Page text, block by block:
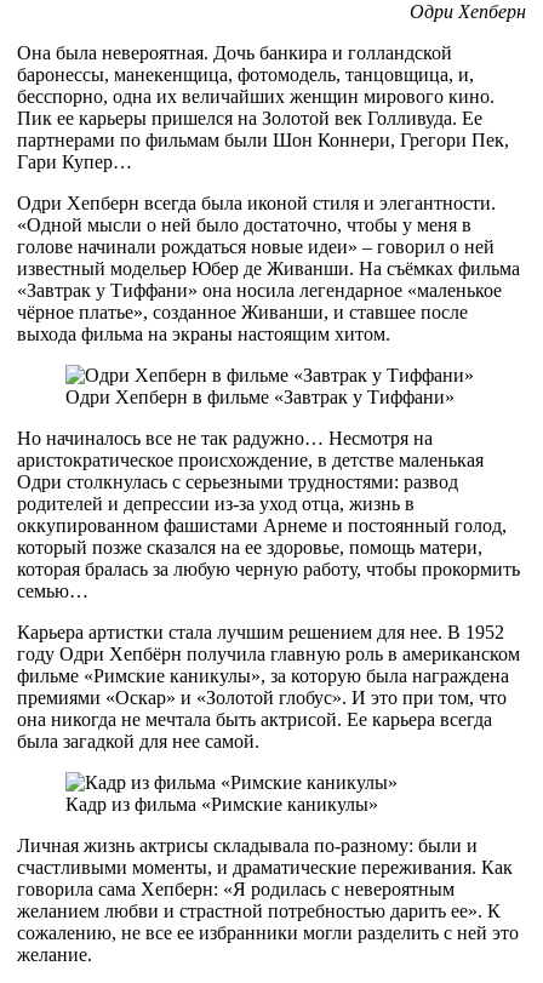
Одри Хепберн
Она была невероятная. Дочь банкира и голландской
баронессы, манекенщица, фотомодель, танцовщица, и,
бесспорно, одна их величайших женщин мирового кино.
Пик ее карьеры пришелся на Золотой век Голливуда. Ее
партнерами по фильмам были Шон Коннери, Грегори Пек,
Гари Купер…
Одри Хепберн всегда была иконой стиля и элегантности.
«Одной мысли о ней было достаточно, чтобы у меня в
голове начинали рождаться новые идеи» – говорил о ней
известный модельер Юбер де Живанши. На съёмках фильма
«Завтрак у Тиффани» она носила легендарное «маленькое
чёрное платье», созданное Живанши, и ставшее после
выхода фильма на экраны настоящим хитом.
Одри Хепберн в фильме «Завтрак у Тиффани»
Но начиналось все не так радужно… Несмотря на
аристократическое происхождение, в детстве маленькая
Одри столкнулась с серьезными трудностями: развод
родителей и депрессии из-за уход отца, жизнь в
оккупированном фашистами Арнеме и постоянный голод,
который позже сказался на ее здоровье, помощь матери,
которая бралась за любую черную работу, чтобы прокормить
семью…
Карьера артистки стала лучшим решением для нее. В 1952
году Одри Хепбёрн получила главную роль в американском
фильме «Римские каникулы», за которую была награждена
премиями «Оскар» и «Золотой глобус». И это при том, что
она никогда не мечтала быть актрисой. Ее карьера всегда
была загадкой для нее самой.
Кадр из фильма «Римские каникулы»
Личная жизнь актрисы складывала по-разному: были и
счастливыми моменты, и драматические переживания. Как
говорила сама Хепберн: «Я родилась с невероятным
желанием любви и страстной потребностью дарить ее». К
сожалению, не все ее избранники могли разделить с ней это
желание.